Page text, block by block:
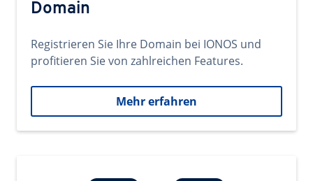
Domain
Registrieren Sie Ihre Domain bei IONOS und
profitieren Sie von zahlreichen Features.
Mehr erfahren